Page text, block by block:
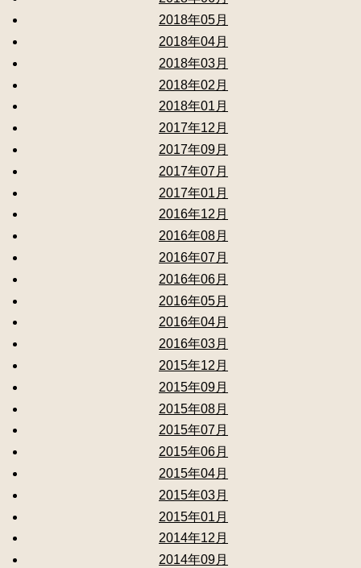
2018年05月
2018年04月
2018年03月
2018年02月
2018年01月
2017年12月
2017年09月
2017年07月
2017年01月
2016年12月
2016年08月
2016年07月
2016年06月
2016年05月
2016年04月
2016年03月
2015年12月
2015年09月
2015年08月
2015年07月
2015年06月
2015年04月
2015年03月
2015年01月
2014年12月
2014年09月